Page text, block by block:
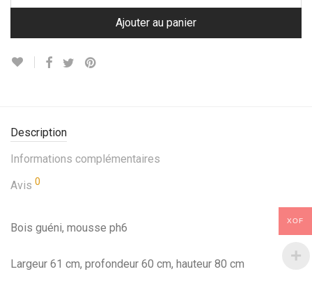
Ajouter au panier
Description
Informations complémentaires
Avis 0
Bois guéni, mousse ph6
Largeur 61 cm, profondeur 60 cm, hauteur 80 cm
XOF